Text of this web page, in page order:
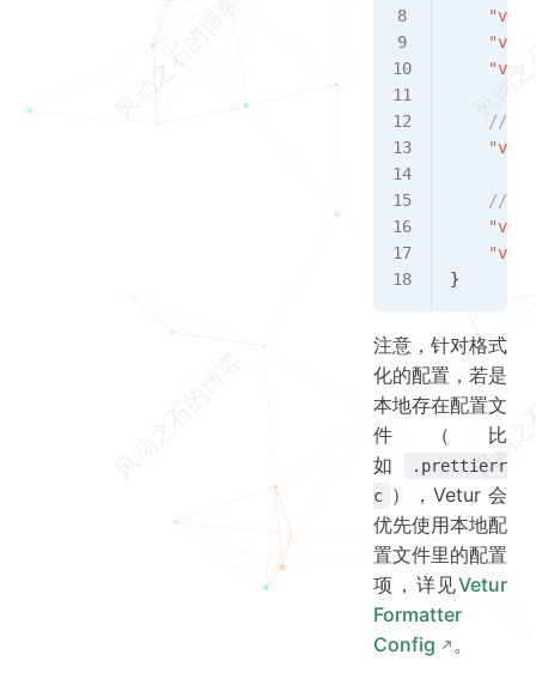
// 这
// 格
}
注意，针对格式
化的配置，若是
本地存在配置文
件（比
如
.prettierr
c ），Vetur 会
优先使用本地配
置文件里的配置
项，详见Vetur
Formatter
Config
。